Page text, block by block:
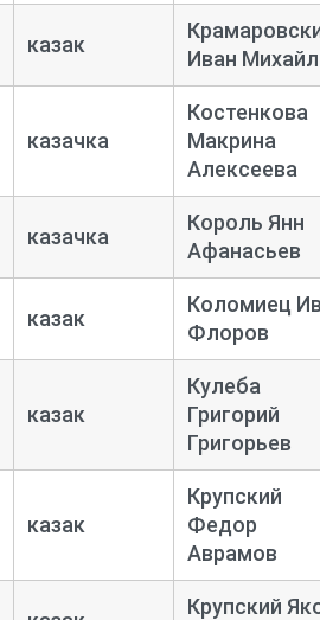
казак
Иван
казачка
Костенкова
Макрина
Алексеева
казачка
Король Янн
Афанасьев
казак
Коломиец
Флоров
казак
Кулеба
Григорий
Григорьев
казак
Крупский
Федор
Аврамов
Крупский